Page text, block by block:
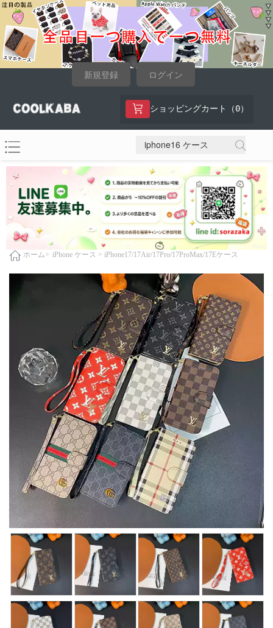
新規登録 ログイン
ショッピングカート（ 0）
ホーム> iPhone ケース > iPhone17/17Air/17Pro/17ProMax/17Eケース